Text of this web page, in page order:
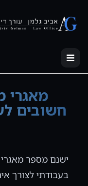
פתח סרגל
מאגרי
חשובים
ישנם מספר
בעבודתי לצורך